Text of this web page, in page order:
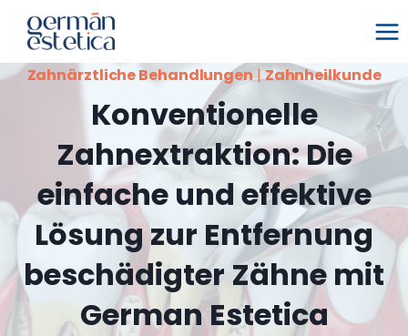
Zum
Inhalt
springen
Zahnärztliche Behandlungen|Zahnheilkunde
Konventionelle
Zahnextraktion: Die
einfache und effektive
Lösung zur Entfernung
beschädigter Zähne mit
German Estetica